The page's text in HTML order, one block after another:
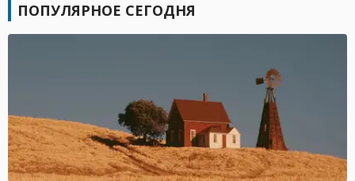
ПОПУЛЯРНОЕ СЕГОДНЯ